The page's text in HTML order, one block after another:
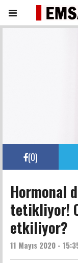
(0)
Hormonal
tetikliyor!
etkiliyor?
11 Mayıs 2020 -